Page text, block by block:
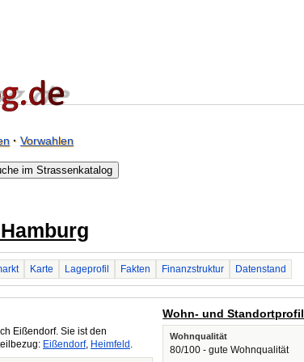
· Vorwahlen
Karte Lageprofil Fakten Finanzstruktur Datenstand
Eißendorf. Sie ist den
Eißendorf, Heimfeld .
Wohn- und Standortprofil
Wohnqualität
80/100 - gute Wohnqualität